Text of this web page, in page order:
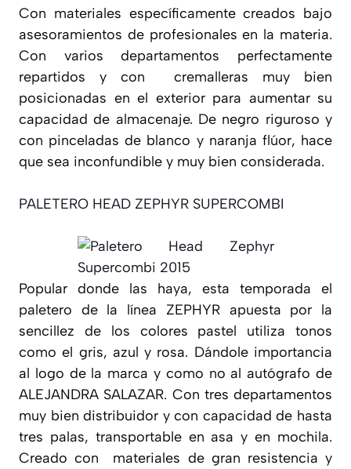
Con materiales específicamente creados bajo
asesoramientos de profesionales en la materia.
Con varios departamentos perfectamente
repartidos y con cremalleras muy bien
posicionadas en el exterior para aumentar su
capacidad de almacenaje. De negro riguroso y
con pinceladas de blanco y naranja flúor, hace
que sea inconfundible y muy bien considerada.
PALETERO HEAD ZEPHYR SUPERCOMBI
Popular donde las haya, esta temporada el
paletero de la línea ZEPHYR apuesta por la
sencillez de los colores pastel utiliza tonos
como el gris, azul y rosa. Dándole importancia
al logo de la marca y como no al autógrafo de
ALEJANDRA SALAZAR. Con tres departamentos
muy bien distribuidor y con capacidad de hasta
tres palas, transportable en asa y en mochila.
Creado con materiales de gran resistencia y